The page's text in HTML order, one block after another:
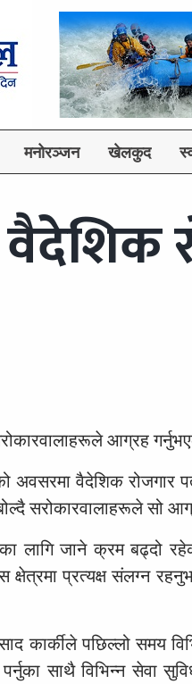
मनोरञ्जन खेलकुद
आग्रह
अवसरमा वैदेशिक
सरोकारवालाहरूले सो
लागि जाने क्रम बढ्दो
प्रत्यक्ष संलग्न
कार्कीले पछिल्लो समय
साथै विभिन्न सेवा